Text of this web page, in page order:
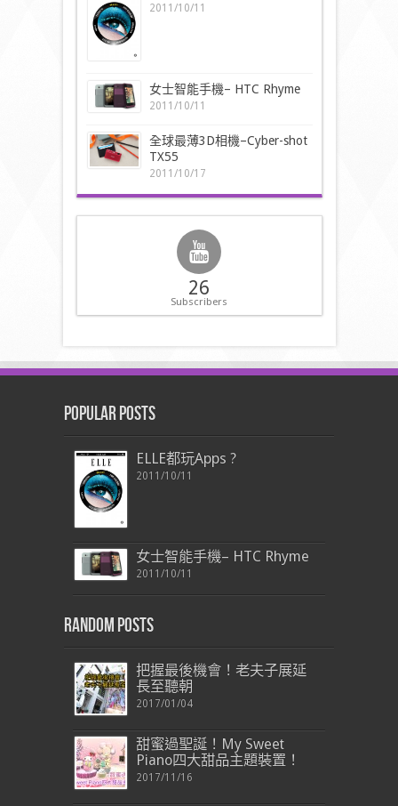
2011/10/11
女士智能手機– HTC Rhyme
2011/10/11
全球最薄3D相機–Cyber-shot
TX55
2011/10/17
26
Subscribers
Popular Posts
ELLE都玩Apps ?
2011/10/11
女士智能手機– HTC Rhyme
2011/10/11
Random Posts
把握最後機會！老夫子展延
長至聽朝
2017/01/04
甜蜜過聖誕！My Sweet
Piano四大甜品主題裝置！
2017/11/16